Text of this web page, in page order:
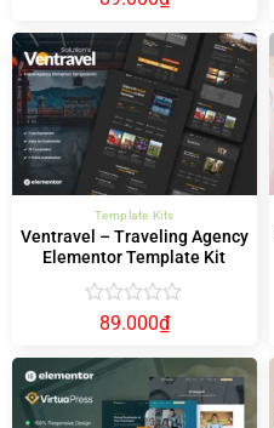
hạng
0
5
sao
Template Kits
Ventravel – Traveling Agency
Elementor Template Kit
Được
hạng
0
5
89.000₫